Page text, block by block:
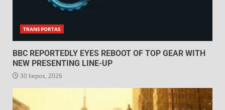
TRANSPORTAS
BBC REPORTEDLY EYES REBOOT OF TOP GEAR WITH
NEW PRESENTING LINE-UP
30 liepos, 2026